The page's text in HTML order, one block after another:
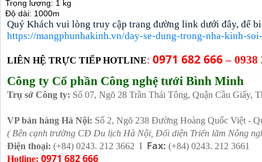
Trọng lượng: 1 kg
Độ dài: 1000m
Quý Khách vui lòng truy cập trang đường link dưới đây, để
https://mangphunhakinh.vn/day-se-dung-trong-nha-kinh-
LIÊN HỆ TRỰC TIẾP HOTLINE: 0971 682 666– 0938
Công ty Cổ phần Công nghệ tưới Bình Minh
Trụ sở Công ty: Số 07, Ngõ 28 Trần Thái Tông, Quận Cầu Giấy,
VP bán hàng Hà Nội: Số 2, Ngõ 238 Đường Hoàng Quốc Việt -
( Bên cạnh trường CĐ Du lịch Hà Nội, Đối diện Triển lãm Nông
Điện thoại: (+84) 0243. 212 3662 IFax: (+84) 0243. 212 3661
Hotline: 0971 682 666